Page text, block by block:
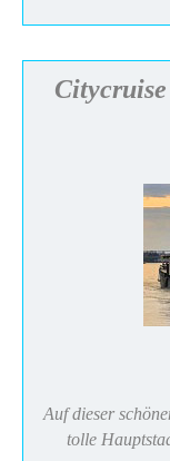
Auf dieser
tolle